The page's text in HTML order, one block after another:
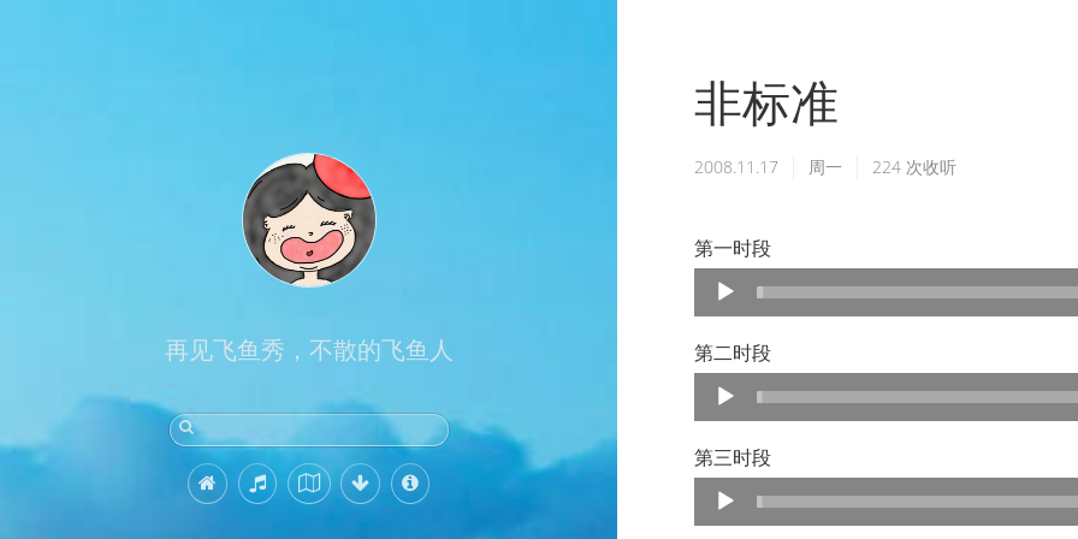
再见飞鱼秀，不散的飞鱼人
非标准
2008.11.17 周一 224 次收听
第一时段
Audio
Player
第二时段
Audio
Player
第三时段
Audio
Player